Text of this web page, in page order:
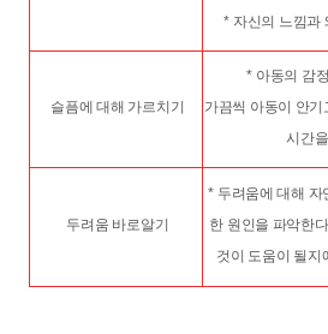
* 자신의 느낌과
슬픔에 대해 가르치기
* 아동의 감
가끔씩 아동이 안
시간
두려움 바로알기
* 두려움에 대해 자
한 원인을 파악한
것이 도움이 될지